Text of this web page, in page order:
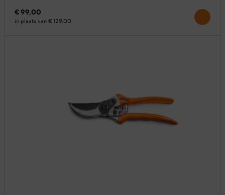
€ 99,00
in plaats van € 129,00